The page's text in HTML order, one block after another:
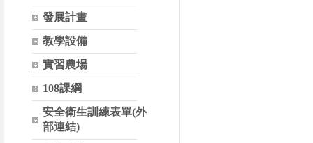
發展計畫
教學設備
實習農場
108課綱
安全衛生訓練表單(外
部連結)